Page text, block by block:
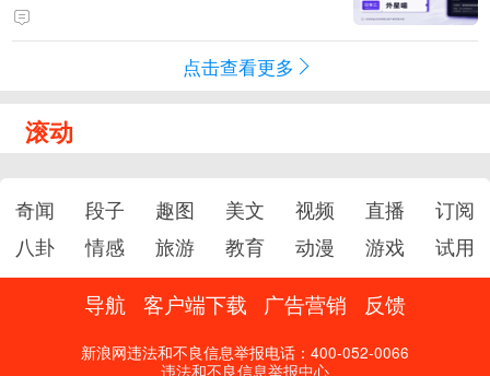
点击查看更多
滚动
奇闻 段子 趣图 美文 视频 直播
订阅
八卦
情感 旅游 教育 动漫 游戏 试用
导航 客户端下载 广告营销 反馈
新浪网违法和不良信息举报电话：400-052-0066
违法和不良信息举报中心